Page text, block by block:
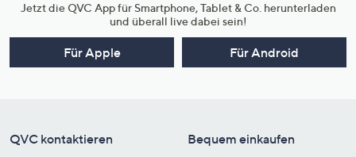
Jetzt die QVC App für Smartphone, Tablet & Co. herunterladen
und überall live dabei sein!
Für Apple Für Android
QVC kontaktieren Bequem einkaufen